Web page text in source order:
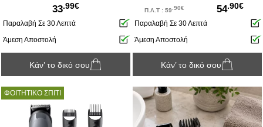
33.99€
Παραλαβή Σε 30 Λεπτά
Άμεση Αποστολή
Κάν’ το δικό σου
ρυθμίσεις κοπής
Π.Λ.Τ : 59.90€ 54.90€
Παραλαβή Σε 30 Λεπτά
Άμεση Αποστολή
Κάν’ το δικό σου
ΦΟΙΤΗΤΙΚΟ ΣΠΙΤΙ